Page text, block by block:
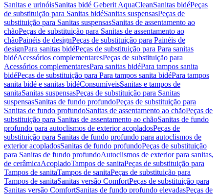
Sanitas e urinóisSanitas bidé Geberit AquaCleanSanitas bidéPeças
de substituição para Sanitas bidéSanitas suspensasPeças de
substituição para Sanitas suspensasSanitas de assentamento ao
chãoPeças de substituição para Sanitas de assentamento ao
chãoPainéis de designPeças de substituição para Painéis de
designPara sanitas bidéPeças de substituição para Para sanitas
bidéAcessórios complementaresPeças de substituição para
Acessórios complementaresPara sanitas bidéPara tampos sanita
bidéPeças de substituição para Para tampos sanita bidéPara tampos
sanita bidé e sanitas bidéConsumíveisSanitas e tampos de
sanitaSanitas suspensasPeças de substituição para Sanitas
suspensasSanitas de fundo profundoPeças de substituição para
Sanitas de fundo profundoSanitas de assentamento ao chãoPeças de
substituição para Sanitas de assentamento ao chãoSanitas de fundo
profundo para autoclismos de exterior acopladosPeças de
substituição para Sanitas de fundo profundo para autoclismos de
exterior acopladosSanitas de fundo profundoPeças de substituição
para Sanitas de fundo profundoAutoclismos de exterior para sanitas,
de cerâmicaAcopladoTampos de sanitaPeças de substituição para
Tampos de sanitaTampos de sanitaPeças de substituição para
Tampos de sanitaSanitas versão ComfortPeças de substituição para
Sanitas versão ComfortSanitas de fundo profundo elevadasPeças de